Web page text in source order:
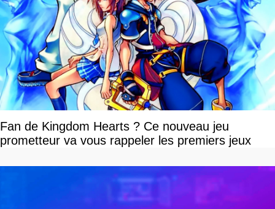
Fan de Kingdom Hearts ? Ce nouveau jeu
prometteur va vous rappeler les premiers jeux